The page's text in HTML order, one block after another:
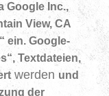
Google Inc.,
View, CA
ein. Google-
Textdateien,
werden und
der